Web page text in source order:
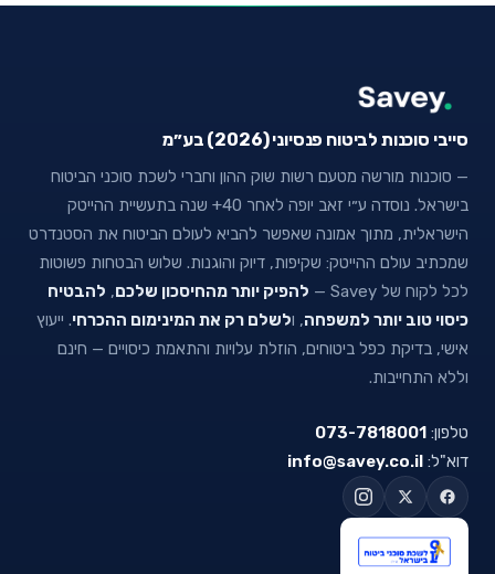
סייבי סוכנות לביטוח פנסיוני (2026) בע״מ
— סוכנות מורשה מטעם רשות שוק ההון וחברי לשכת סוכני הביטוח
בישראל. נוסדה ע״י זאב יופה לאחר 40+ שנה בתעשיית ההייטק
הישראלית, מתוך אמונה שאפשר להביא לעולם הביטוח את הסטנדרט
שמכתיב עולם ההייטק: שקיפות, דיוק והוגנות. שלוש הבטחות פשוטות
לכל לקוח של Savey —
להפיק יותר מהחיסכון שלכם, להבטיח
כיסוי טוב יותר למשפחה, ולשלם רק את המינימום ההכרחי. ייעוץ
אישי, בדיקת כפל ביטוחים, הוזלת עלויות והתאמת כיסויים — חינם
וללא התחייבות.
טלפון: 073-7818001
דוא"ל: info@savey.co.il